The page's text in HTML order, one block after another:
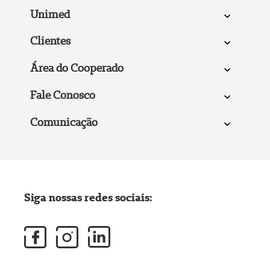
Unimed
Clientes
Área do Cooperado
Fale Conosco
Comunicação
Siga nossas redes sociais: